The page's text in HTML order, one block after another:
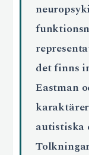
det finns
Eastman
autistiska